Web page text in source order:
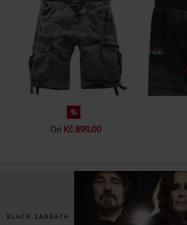
%
Od Kč 899,00